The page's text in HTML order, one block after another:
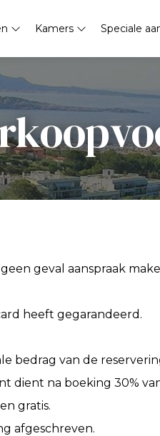
Kamers Speciale
geval aanspraak
heeft gegarandeerd.
bedrag van de
dient na boeking 30%
gratis.
afgeschreven.